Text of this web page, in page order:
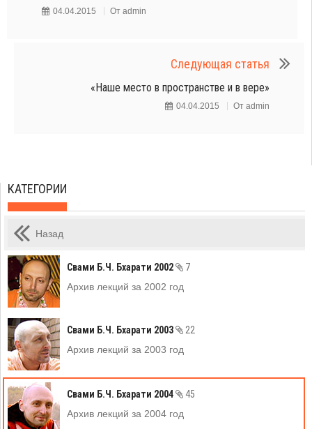
04.04.2015 От admin
Следующая статья
«Наше место в пространстве и в вере»
04.04.2015 От admin
КАТЕГОРИИ
Назад
Свами Б.Ч. Бхарати 2002
7
Архив лекций за 2002 год
Свами Б.Ч. Бхарати 2003
22
Архив лекций за 2003 год
Свами Б.Ч. Бхарати 2004
45
Архив лекций за 2004 год